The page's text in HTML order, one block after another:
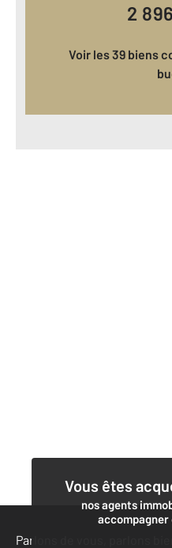
2
Voir les 39 biens correspondant à votre
Vous êtes
nos agents
accompagner
Parlons de vous, parlons